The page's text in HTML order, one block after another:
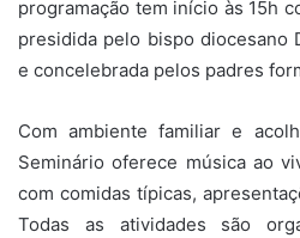
programação tem início às 15h
presidida pelo bispo diocesano
e concelebrada pelos padres
Com ambiente familiar e
Seminário oferece música ao
com comidas típicas,
Todas as atividades são